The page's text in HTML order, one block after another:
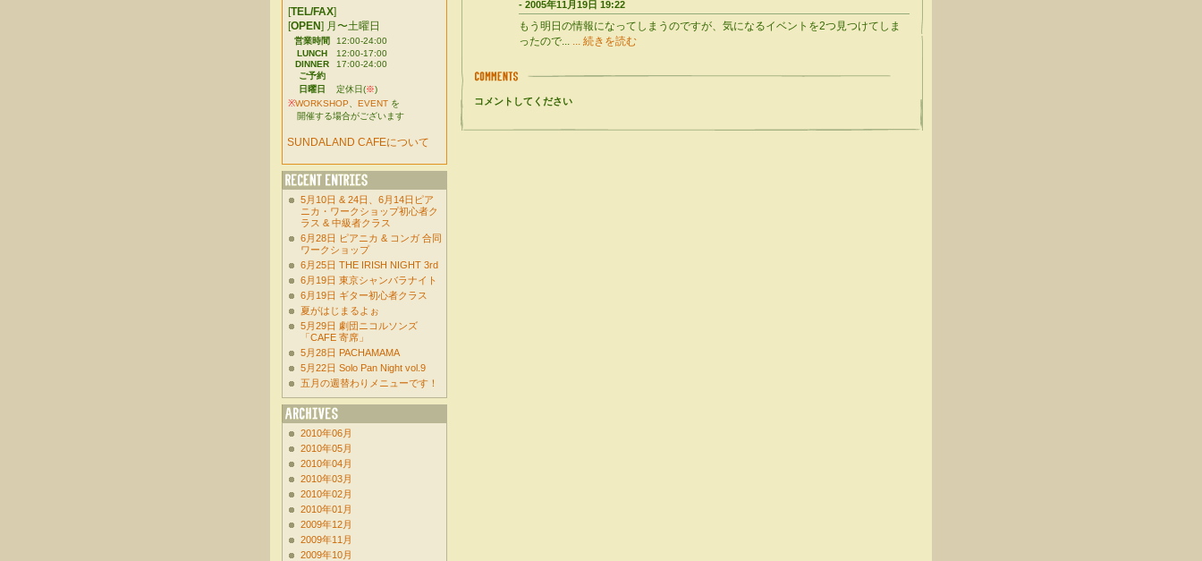
- 2005年11月19日 19:22
もう明日の情報になってしまうのですが、気になるイベントを2つ見つけてしま
ったので... ... 続きを読む
コメントしてください
[TEL/FAX]
[OPEN] 月〜土曜日
営業時間
12:00-24:00
LUNCH
12:00-17:00
DINNER
17:00-24:00
ご予約
日曜日
定休日(※)
※WORKSHOP EVENT を
開催する場合がございます
SUNDALAND CAFEについて
5月10日 & 24日、6月14日ピア
ニカ・ワークショップ初心者ク
ラス & 中級者クラス
6月28日 ピアニカ & コンガ 合同
ワークショップ
6月25日 THE IRISH NIGHT 3rd
6月19日 東京シャンバラナイト
6月19日 ギター初心者クラス
夏がはじまるよぉ
5月29日 劇団ニコルソンズ
「CAFE 寄席」
5月28日 PACHAMAMA
5月22日 Solo Pan Night vol.9
五月の週替わりメニューです！
2010年06月
2010年05月
2010年04月
2010年03月
2010年02月
2010年01月
2009年12月
2009年11月
2009年10月